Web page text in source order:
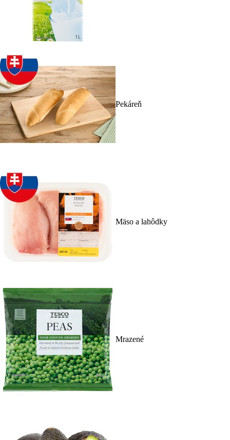
Pekáreň
Mäso a lahôdky
Mrazené